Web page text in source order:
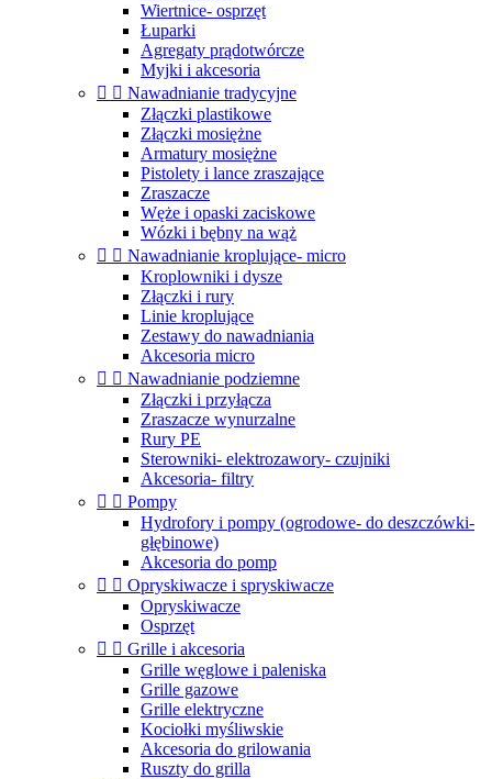
Wiertnice- osprzęt
Łuparki
Agregaty prądotwórcze
Myjki i akcesoria
  Nawadnianie tradycyjne
Złączki plastikowe
Złączki mosiężne
Armatury mosiężne
Pistolety i lance zraszające
Zraszacze
Węże i opaski zaciskowe
Wózki i bębny na wąż
  Nawadnianie kroplujące- micro
Kroplowniki i dysze
Złączki i rury
Linie kroplujące
Zestawy do nawadniania
Akcesoria micro
  Nawadnianie podziemne
Złączki i przyłącza
Zraszacze wynurzalne
Rury PE
Sterowniki- elektrozawory- czujniki
Akcesoria- filtry
  Pompy
Hydrofory i pompy (ogrodowe- do deszczówki-
głębinowe)
Akcesoria do pomp
  Opryskiwacze i spryskiwacze
Opryskiwacze
Osprzęt
  Grille i akcesoria
Grille węglowe i paleniska
Grille gazowe
Grille elektryczne
Kociołki myśliwskie
Akcesoria do grilowania
Ruszty do grilla